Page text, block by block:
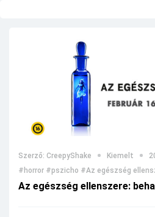
Szerző: CreepyShake Kiemelt
#horror #pszicho #Az egészség
Az egészség ellenszere: